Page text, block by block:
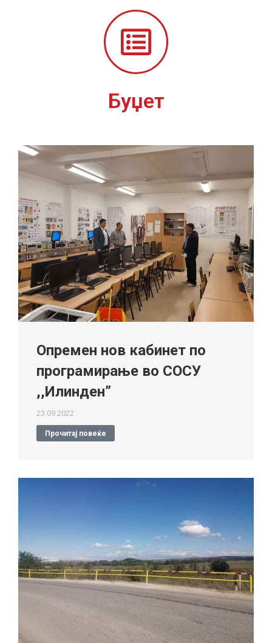
Буџет
Опремен нов кабинет по
програмирање во СОСУ
,,Илинден”
23.09.2022
Прочитај повеќе